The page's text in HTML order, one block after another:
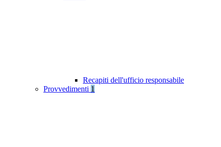
Recapiti dell'ufficio responsabile
Provvedimenti 1